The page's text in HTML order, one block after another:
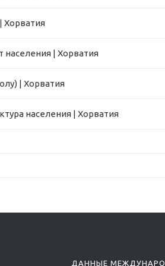
Хорватия
населения | Хорватия
| Хорватия
населения | Хорватия
ДАННЫЕ